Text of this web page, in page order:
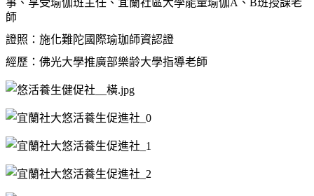
事、享受瑜伽班主任、宜蘭社區大學能量瑜伽A 、 B班授課老
師
證照：施化難陀國際瑜珈師資認證
經歷：佛光大學推廣部樂龄大學指導老師